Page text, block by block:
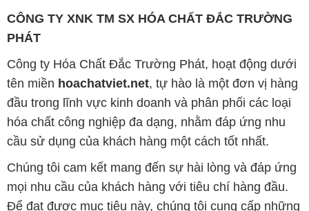
CÔNG TY XNK TM SX HÓA CHẤT ĐẮC TRƯỜNG
PHÁT
Công ty Hóa Chất Đắc Trường Phát, hoạt động dưới
tên miền hoachatviet.net, tự hào là một đơn vị hàng
đầu trong lĩnh vực kinh doanh và phân phối các loại
hóa chất công nghiệp đa dạng, nhằm đáp ứng nhu
cầu sử dụng của khách hàng một cách tốt nhất.
Chúng tôi cam kết mang đến sự hài lòng và đáp ứng
mọi nhu cầu của khách hàng với tiêu chí hàng đầu.
Để đạt được mục tiêu này, chúng tôi cung cấp những